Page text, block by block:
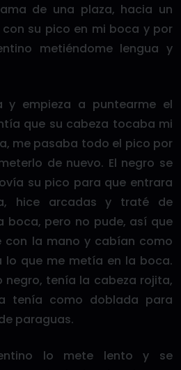
de una plaza, hacia un
su pico en mi boca y por
metiéndome lengua y
y empieza a puntearme el
que su cabeza tocaba mi
me pasaba todo el pico por
de nuevo. El negro se
su pico para que entrara
hice arcadas y traté de
boca, pero no pude, así que
con la mano y cabían como
lo que me metía en la boca.
negro, tenía la cabeza rojita,
tenía como doblada para
paraguas.
lo mete lento y se